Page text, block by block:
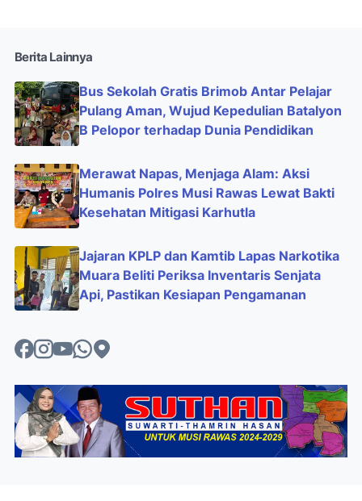
Berita Lainnya
Bus Sekolah Gratis Brimob Antar Pelajar
Pulang Aman, Wujud Kepedulian Batalyon
B Pelopor terhadap Dunia Pendidikan
Merawat Napas, Menjaga Alam: Aksi
Humanis Polres Musi Rawas Lewat Bakti
Kesehatan Mitigasi Karhutla
Jajaran KPLP dan Kamtib Lapas Narkotika
Muara Beliti Periksa Inventaris Senjata
Api, Pastikan Kesiapan Pengamanan